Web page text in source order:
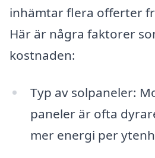
inhämtar flera offerter
Här är några faktorer
kostnaden:
Typ av solpaneler:
paneler är ofta
mer energi per